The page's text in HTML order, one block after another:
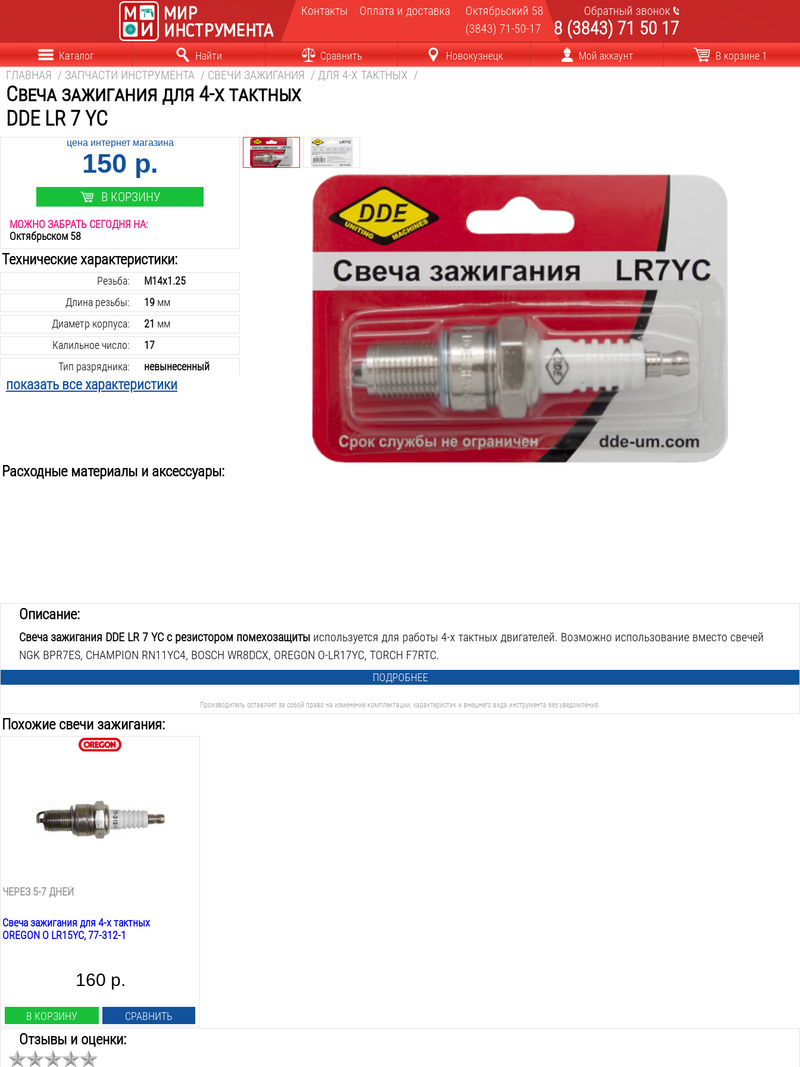
Контакты Оплата и доставка
Октябрьский 58
(3843) 71-50-17
Обратный звонок
8 (3843) 71 50 17
Каталог Найти Сравнить Новокузнецк Мой аккаунт В корзине 1
ГЛАВНАЯ / ЗАПЧАСТИ ИНСТРУМЕНТА / СВЕЧИ ЗАЖИГАНИЯ / ДЛЯ 4-Х ТАКТНЫХ /
Свеча зажигания для 4-х тактных
DDE LR 7 YC
цена интернет магазина
150 р.
В КОРЗИНУ
МОЖНО ЗАБРАТЬ СЕГОДНЯ НА:
Октябрьском 58
Технические характеристики:
Резьба:
М14х1.25
Длина резьбы:
19мм
Диаметр корпуса:
21 мм
Калильное число:
17
Тип разрядника:
невынесенный
изолятор
показать все характеристики
Расходные материалы и аксессуары:
Описание:
Свеча зажигания DDE LR 7 YC с резистором помехозащиты используется для работы 4-х тактных двигателей. Возможно использование вместо свечей
NGK BPR7ES, CHAMPION RN11YC4, BOSCH WR8DCX, OREGON O-LR17YC, TORCH F7RTC.
ПОДРОБНЕЕ
Производитель оставляет за собой право на изменение комплектации, характеристик и внешнего вида инструмента без уведомления.
Похожие свечи зажигания:
Диаметр корпуса:
Калильное число:
ЧЕРЕЗ 5-7 ДНЕЙ
Свеча зажигания для 4-х тактных
OREGON O LR15YC, 77-312-1
160 р.
В КОРЗИНУ СРАВНИТЬ
Отзывы и оценки: